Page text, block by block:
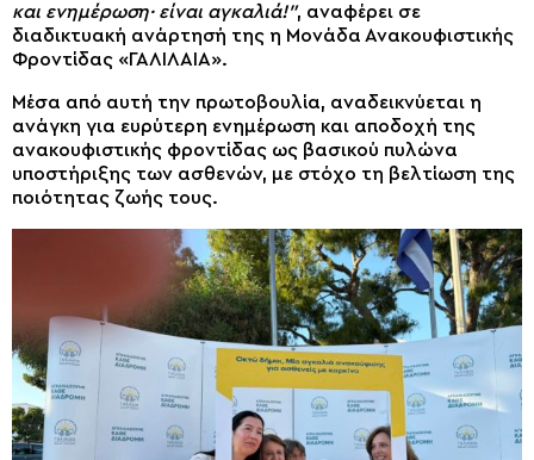
και ενημέρωση· είναι αγκαλιά!”, αναφέρει σε
διαδικτυακή ανάρτησή της η Μονάδα Ανακουφιστικής
Φροντίδας «ΓΑΛΙΛΑΙΑ».
Μέσα από αυτή την πρωτοβουλία, αναδεικνύεται η
ανάγκη για ευρύτερη ενημέρωση και αποδοχή της
ανακουφιστικής φροντίδας ως βασικού πυλώνα
υποστήριξης των ασθενών, με στόχο τη βελτίωση της
ποιότητας ζωής τους.